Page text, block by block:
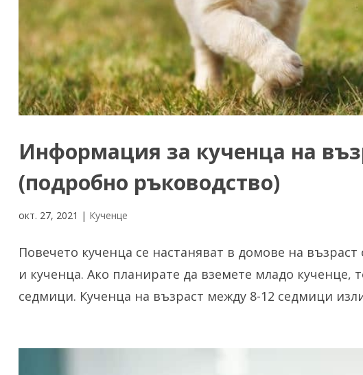
Информация за кученца на
(подробно ръководство)
окт. 27, 2021 | Кученце
Повечето кученца се настаняват в домове на
и кученца. Ако планирате да вземете младо кученце,
седмици. Кученца на възраст между 8-12 седмици